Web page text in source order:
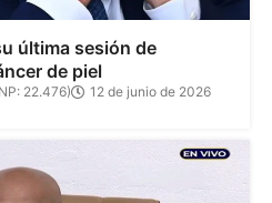
última sesión de
de piel
22.476)
12 de junio de 2026